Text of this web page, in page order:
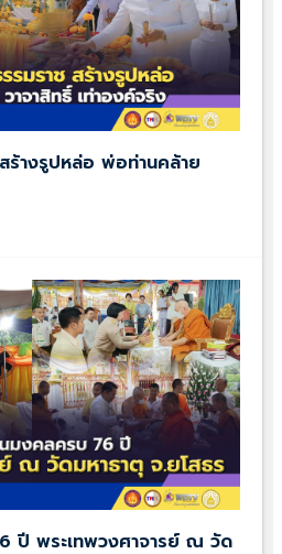
ร้างรูปหล่อ พ่อท่านคล้าย
ปี พระเทพวงศาจารย์ ณ วัด